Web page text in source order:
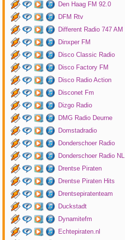
Den Haag FM 92.0
DFM Rtv
Different Radio 747 AM
Dinxper FM
Disco Classic Radio
Disco Factory FM
Disco Radio Action
Disconet Fm
Dizgo Radio
DMG Radio Deurne
Domstadradio
Donderschoer Radio
Donderschoer Radio NL
Drentse Piraten
Drentse Piraten Hits
Drentsepiratenteam
Duckstadt
Dynamitefm
Echtepiraten.nl